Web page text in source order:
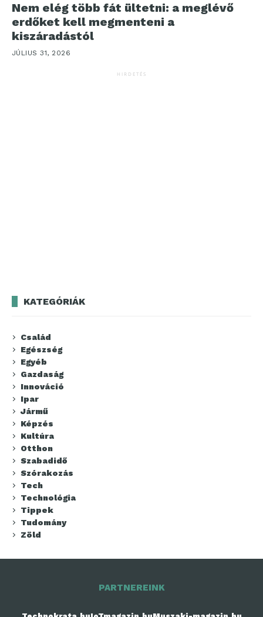
Nem elég több fát ültetni: a meglévő
erdőket kell megmenteni a
kiszáradástól
JÚLIUS 31, 2026
HIRDETÉS
KATEGÓRIÁK
Család
Egészség
Egyéb
Gazdaság
Innováció
Ipar
Jármű
Képzés
Kultúra
Otthon
Szabadidő
Szórakozás
Tech
Technológia
Tippek
Tudomány
Zöld
PARTNEREINK